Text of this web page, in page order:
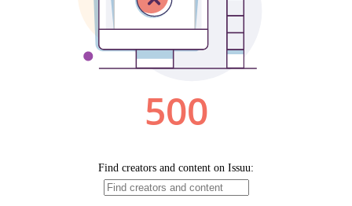
Il reste 49 places pour étudier en groupe sur Zoom